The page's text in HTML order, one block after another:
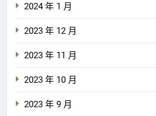
2024 年 1 月
2023 年 12 月
2023 年 11 月
2023 年 10 月
2023 年 9 月